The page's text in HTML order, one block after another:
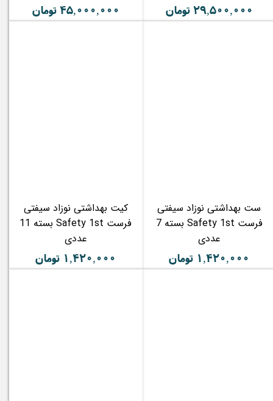
۲۹,۵۰۰,۰۰۰ تومان ۴۵,۰۰۰,۰۰۰ تومان
ست بهداشتی نوزاد سیفتی
فرست Safety 1st بسته 7
عددی
۱,۴۲۰,۰۰۰ تومان
کیت بهداشتی نوزاد سیفتی
فرست Safety 1st بسته 11
عددی
۱,۴۲۰,۰۰۰ تومان